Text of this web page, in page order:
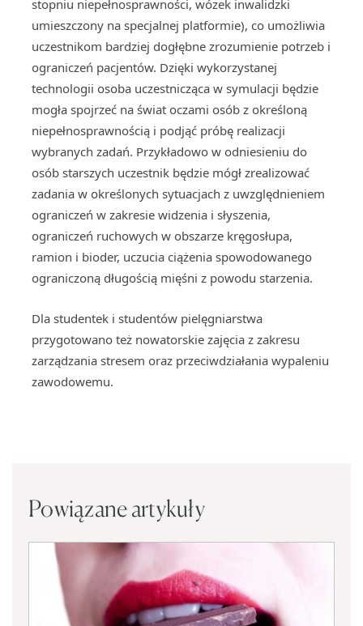
stopniu niepełnosprawności, wózek inwalidzki
umieszczony na specjalnej platformie), co umożliwia
uczestnikom bardziej dogłębne zrozumienie potrzeb i
ograniczeń pacjentów. Dzięki wykorzystanej
technologii osoba uczestnicząca w symulacji będzie
mogła spojrzeć na świat oczami osób z określoną
niepełnosprawnością i podjąć próbę realizacji
wybranych zadań. Przykładowo w odniesieniu do
osób starszych uczestnik będzie mógł zrealizować
zadania w określonych sytuacjach z uwzględnieniem
ograniczeń w zakresie widzenia i słyszenia,
ograniczeń ruchowych w obszarze kręgosłupa,
ramion i bioder, uczucia ciążenia spowodowanego
ograniczoną długością mięśni z powodu starzenia.
Dla studentek i studentów pielęgniarstwa
przygotowano też nowatorskie zajęcia z zakresu
zarządzania stresem oraz przeciwdziałania wypaleniu
zawodowemu.
Powiązane artykuły